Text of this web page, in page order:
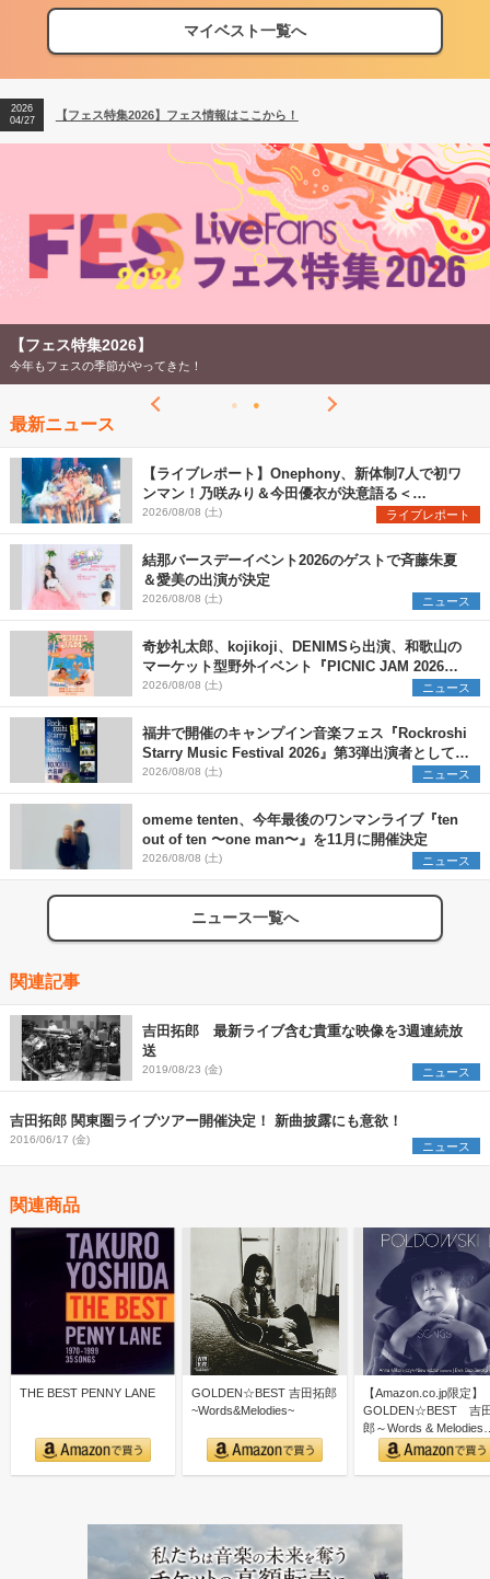
マイベスト一覧へ
【フェス特集2026】フェス情報はここから！
【ライブ動員ランキング】2026年上半期編発表！
2026
04/27
【フェス特集2026】フェス情報はここから！
2026
【ライブ動員ランキング】2026年上半期編発表！
【フェス特集2026】
今年もフェスの季節がやってきた！
最新ニュース
【ライブレポート】Onephony、新体制7人で初ワ
ンマン！乃咲みり＆今田優衣が決意語る＜
Onephony新体制1st Oneman Live はじまりの夏
＞
2026/08/08 (土) ライブレポート
結那バースデーイベント2026のゲストで斉藤朱夏
＆愛美の出演が決定
2026/08/08 (土) ニュース
奇妙礼太郎、kojikoji、DENIMSら出演、和歌山の
マーケット型野外イベント『PICNIC JAM 2026』
早割チケット発売開始
2026/08/08 (土) ニュース
福井で開催のキャンプイン音楽フェス『Rockroshi
Starry Music Festival 2026』第3弾出演者として
SCOOBIE DO、かりゆし58、Reiを発表
2026/08/08 (土) ニュース
omeme tenten、今年最後のワンマンライブ『ten
out of ten 〜one man〜』を11月に開催決定
2026/08/08 (土) ニュース
ニュース一覧へ
関連記事
吉田拓郎 最新ライブ含む貴重な映像を3週連続放
送
2019/08/23 (金) ニュース
吉田拓郎 関東圏ライブツアー開催決定！ 新曲披露にも意欲！
2016/06/17 (金) ニュース
関連商品
THE BEST PENNY LANE
GOLDEN☆BEST 吉田拓郎
~Words&Melodies~
【Amazon.co.jp限定】
GOLDEN☆BEST 吉
郎～Words &